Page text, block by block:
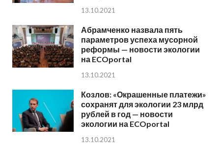
13.10.2021
Абрамченко назвала пять
параметров успеха мусорной
реформы — новости экологии
на ECOportal
13.10.2021
Козлов: «Окрашенные платежи»
сохранят для экологии 23 млрд
рублей в год — новости
экологии на ECOportal
13.10.2021